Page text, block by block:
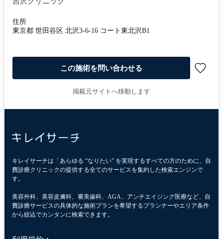
住所
東京都 世田谷区 北沢3-6-16 コート東北沢B1
この施術を問い合わせる
掲載元サイトへ移動します
キレイサーチは「あらゆる “なりたい” を実現するすべての方のために、自
費診療クリニックの提供する全てのサービスを集約した検索エンジンで
す。
美容外科、美容皮膚科、審美歯科、AGA、アンチエイジング医療など、自
費診療サービスの具体的な施術プランを希望するプランナーやエリア条件
から絞込でカンタンに検索できます。